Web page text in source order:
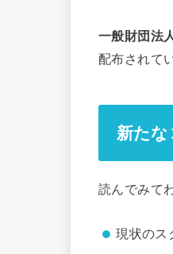
一般財団法
配布されて
新た
読んでみて
現状のス